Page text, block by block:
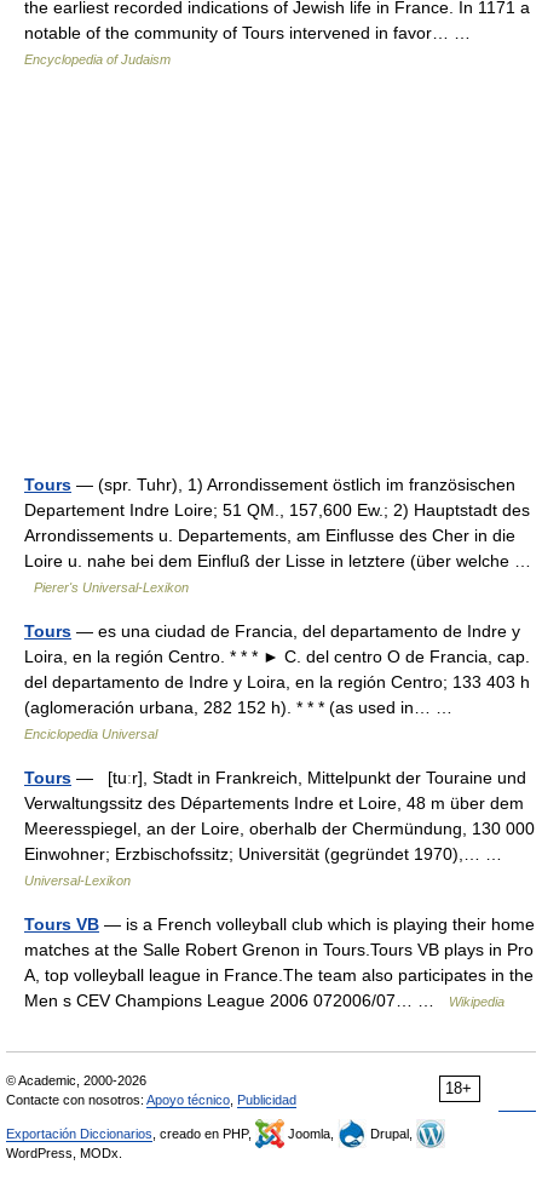
the earliest recorded indications of Jewish life in France. In 1171 a
notable of the community of Tours intervened in favor… …
Encyclopedia of Judaism
Tours — (spr. Tuhr), 1) Arrondissement östlich im französischen
Departement Indre Loire; 51 QM., 157,600 Ew.; 2) Hauptstadt des
Arrondissements u. Departements, am Einflusse des Cher in die
Loire u. nahe bei dem Einfluß der Lisse in letztere (über welche …
Pierer's Universal-Lexikon
Tours — es una ciudad de Francia, del departamento de Indre y
Loira, en la región Centro. * * * ► C. del centro O de Francia, cap.
del departamento de Indre y Loira, en la región Centro; 133 403 h
(aglomeración urbana, 282 152 h). * * * (as used in… …
Enciclopedia Universal
Tours — [tuːr], Stadt in Frankreich, Mittelpunkt der Touraine und
Verwaltungssitz des Départements Indre et Loire, 48 m über dem
Meeresspiegel, an der Loire, oberhalb der Chermündung, 130 000
Einwohner; Erzbischofssitz; Universität (gegründet 1970),… …
Universal-Lexikon
Tours VB — is a French volleyball club which is playing their home
matches at the Salle Robert Grenon in Tours.Tours VB plays in Pro
A, top volleyball league in France.The team also participates in the
Men s CEV Champions League 2006 072006/07… …
Wikipedia
18+
© Academic, 2000-2026
Contacte con nosotros: Apoyo técnico Publicidad
Exportación Diccionarios , creado en PHP, Joomla,
Drupal,
WordPress, MODx.